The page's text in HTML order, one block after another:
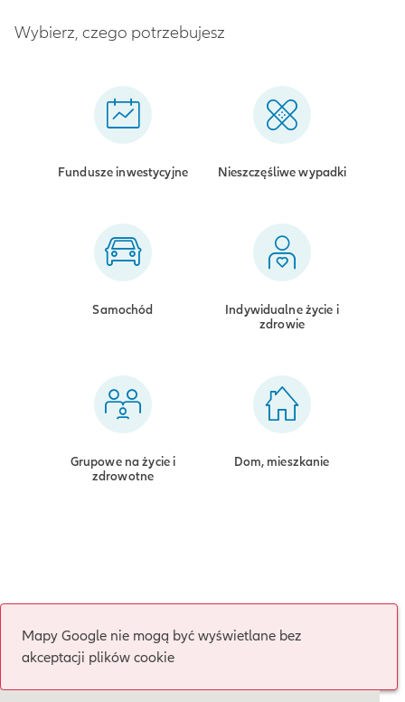
Wybierz, czego potrzebujesz
Fundusze inwestycyjne Nieszczęśliwe wypadki
Samochód
Indywidualne życie i
zdrowie
Grupowe na życie i
zdrowotne
Dom, mieszkanie
Mapy Google nie mogą być wyświetlane bez
akceptacji plików cookie